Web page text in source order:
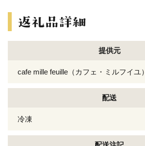
提供元
cafe mille feuille（カフェ・ミルフイユ）
配送
冷凍